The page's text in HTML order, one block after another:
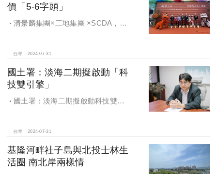
價「5-6字頭」
清景麟集團×三地集團 ×SCDA，
「AI慕光城」動土暨公益捐贈 亞灣盛
台灣 2024-07-31
國土署：淡海二期擬啟動「科
技雙引擎」
國土署：淡海二期擬啟動科技雙引
台灣 2024-07-31
基隆河畔社子島與北投士林生
活圈 南北岸兩樣情